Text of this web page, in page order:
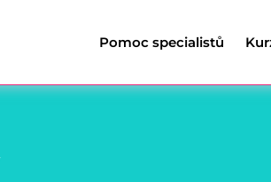
Pomoc specialistů